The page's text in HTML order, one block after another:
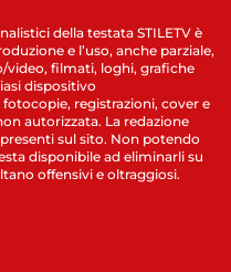
della testata STILETV è
e l’uso, anche parziale,
filmati, loghi, grafiche
dispositivo
registrazioni, cover e
autorizzata. La redazione
sul sito. Non potendo
disponibile ad eliminarli su
offensivi e oltraggiosi.